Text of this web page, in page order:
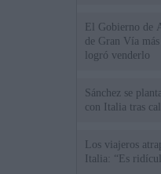
El Gobierno de
de Gran Vía
logró venderlo
Sánchez se
con Italia tras
Los viajeros
Italia: “Es